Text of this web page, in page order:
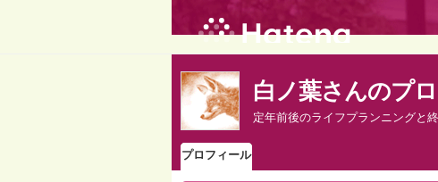
白ノ葉さんのプ
定年前後のライフプランニングと
プロフィール